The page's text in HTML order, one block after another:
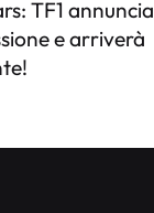
TF1 annuncia
e arriverà